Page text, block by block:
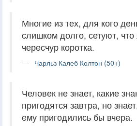
Многие из тех, для кого
слишком долго, сетуют, что
чересчур коротка.
Чарльз Калеб Колтон (50+)
Человек не знает, какие
пригодятся завтра, но
ему пригодились бы вчера.